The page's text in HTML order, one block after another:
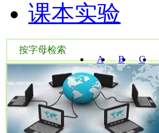
课本实验
按字母检索
A
B C
W Y